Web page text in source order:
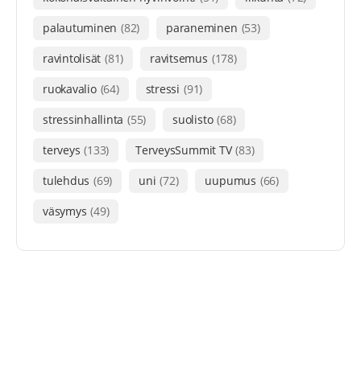
palautuminen (82) paraneminen (53)
ravintolisät (81) ravitsemus (178)
ruokavalio (64) stressi (91)
stressinhallinta (55) suolisto (68)
terveys (133) TerveysSummit TV (83)
tulehdus (69) uni (72) uupumus (66)
väsymys (49)